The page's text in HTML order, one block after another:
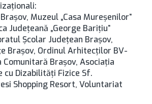
Muzeul „Casa Mureșenilor”
Județeană „George Barițiu”
Școlar Județean Brașov,
Brașov, Ordinul Arhitecților BV-
Comunitară Brașov, Asociația
cu Dizabilități Fizice Sf.
Shopping Resort, Voluntariat